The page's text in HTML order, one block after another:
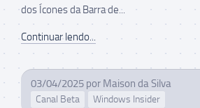
dos Ícones da Barra de...
Continuar lendo...
03/04/2025 por Maison da Silva
Canal Beta Windows Insider